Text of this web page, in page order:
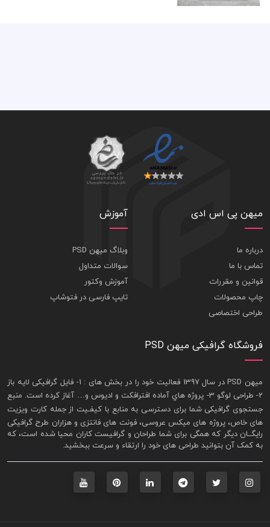
میهن پی اس ادی
درباره ما
تماس با ما
قوانین و مقررات
چاپ محصولات
طراحی اختصاصی
آموزش
وبلاگ میهن PSD
سوالات متداول
آموزش وکتور
تایپ فارسی در فتوشاپ
فروشگاه گرافیکی میهن PSD
ميهن PSD در سال 1397 فعاليت خود را در بخش های : 1-
فايل گرافيکی لايه باز
2- طراحی لوگو 3- پروژه هاي آماده افترافکت و اديوس و… آغاز کرده است. منبع
جستجوی گرافيکی شما برای دسترسی به منابع با کيفـيت از جملهکارت ويزيت
های خاص، پروژه های ميکس عروسی، فونت های فانتزی و هزاران طرح گرافیکی
رايگــان ديگر که همگی برای شما طراحان و گرافيست کاران محيا شده است، که
به کمک آن بتوانيد طراحی های خود را ارتقاء و سرعت ببخشيد.